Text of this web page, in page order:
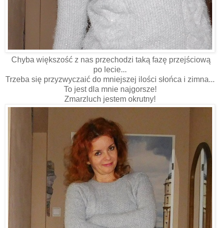
Chyba większość z nas przechodzi taką fazę przejściową
po lecie...
Trzeba się przyzwyczaić do mniejszej ilości słońca i zimna...
To jest dla mnie najgorsze!
Zmarzluch jestem okrutny!